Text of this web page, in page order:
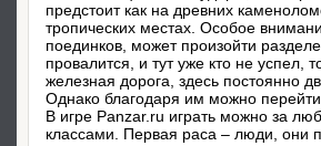
предстоит как на древних
тропических местах. Особое
поединков, может произойти
провалится, и тут уже кто не успел,
железная дорога, здесь постоянно
Однако благодаря им можно перейти
В игре Panzar.ru играть можно за
классами. Первая раса – люди, они